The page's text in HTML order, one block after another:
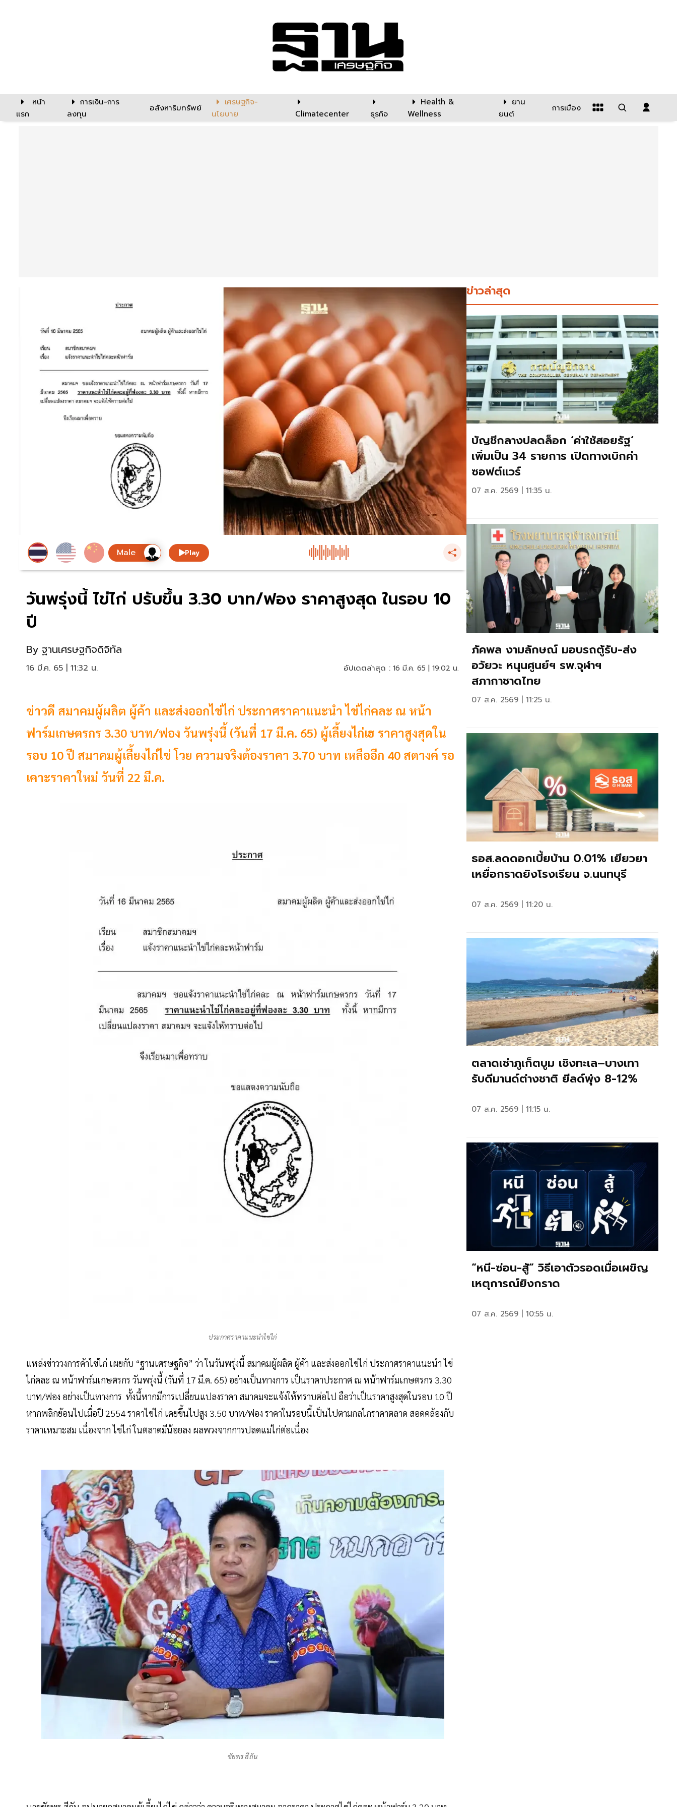
หน้า
แรก
การเงิน-การ
ลงทุน
อสังหาริมทรัพย์
เศรษฐกิจ-
นโยบาย
Climatecenter ธุรกิจ
Health &
Wellness
ยาน
ยนต์
การเมือง
Play
วันพรุ่งนี้ ไข่ไก่ ปรับขึ้น 3.30 บาท/ฟอง ราคาสูงสุด ในรอบ 10
ปี
By ฐานเศรษฐกิจดิจิทัล
16 มี.ค. 65 | 11:32 น. อัปเดตล่าสุด : 16 มี.ค. 65 | 19:02 น.
ข่าวดี สมาคมผู้ผลิต ผู้ค้า และส่งออกไข่ไก่ ประกาศราคาแนะนำ ไข่ไก่คละ ณ หน้า
ฟาร์มเกษตรกร 3.30 บาท/ฟอง วันพรุ่งนี้ (วันที่ 17 มี.ค. 65) ผู้เลี้ยงไก่เฮ ราคาสูงสุดใน
รอบ 10 ปี สมาคมผู้เลี้ยงไก่ไข่ โวย ความจริงต้องราคา 3.70 บาท เหลืออีก 40 สตางค์ รอ
เคาะราคาใหม่ วันที่ 22 มี.ค.
ประกาศราคาแนะนำไข่ไก่
แหล่งข่าววงการค้าไข่ไก่ เผยกับ “ฐานเศรษฐกิจ” ว่า ในวันพรุ่งนี้ สมาคมผู้ผลิต ผู้ค้า และส่งออกไข่ไก่ ประกาศราคาแนะนำ ไข่
ไก่คละ ณ หน้าฟาร์มเกษตรกร วันพรุ่งนี้ (วันที่ 17 มี.ค. 65) อย่างเป็นทางการ เป็นราคาประกาศ ณ หน้าฟาร์มเกษตรกร 3.30
บาท/ฟอง อย่างเป็นทางการ ทั้งนี้หากมีการเปลี่ยนแปลงราคา สมาคมจะแจ้งให้ทราบต่อไป ถือว่าเป็นราคาสูงสุดในรอบ 10 ปี
หากพลิกย้อนไปเมื่อปี 2554 ราคาไข่ไก่ เคยขึ้นไปสูง 3.50 บาท/ฟอง ราคาในรอบนี้เป็นไปตามกลไกราคาตลาด สอดคล้องกับ
ราคาเหมาะสม เนื่องจาก ไข่ไก่ ในตลาดมีน้อยลง ผลพวงจากการปลดแม่ไก่ต่อเนื่อง
ชัยพร สีถัน
ข่าวล่าสุด
บัญชีกลางปลดล็อก ‘ค่าใช้สอยรัฐ‘
เพิ่มเป็น 34 รายการ เปิดทางเบิกค่า
ซอฟต์แวร์
07 ส.ค. 2569 | 11:35 น.
ภัคพล งามลักษณ์ มอบรถตู้รับ-ส่ง
อวัยวะ หนุนศูนย์ฯ รพ.จุฬาฯ
สภากาชาดไทย
07 ส.ค. 2569 | 11:25 น.
ธอส.ลดดอกเบี้ยบ้าน 0.01% เยียวยา
เหยื่อกราดยิงโรงเรียน จ.นนทบุรี
07 ส.ค. 2569 | 11:20 น.
ตลาดเช่าภูเก็ตบูม เชิงทะเล–บางเทา
รับดีมานด์ต่างชาติ ยีลด์พุ่ง 8-12%
07 ส.ค. 2569 | 11:15 น.
“หนี-ซ่อน-สู้” วิธีเอาตัวรอดเมื่อเผขิญ
เหตุการณ์ยิงกราด
07 ส.ค. 2569 | 10:55 น.